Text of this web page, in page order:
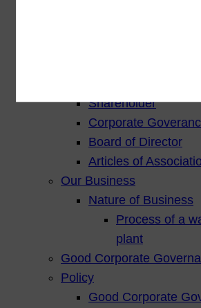
Shareholder
Corporate
Board of Director
Articles of
Our Business
Nature of Business
Process of a
plant
Good Corporate
Policy
Good Corporate